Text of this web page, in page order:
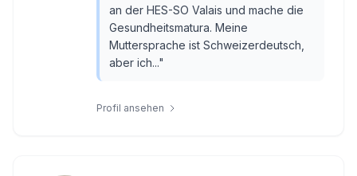
an der HES-SO Valais und mache die
Gesundheitsmatura. Meine
Muttersprache ist Schweizerdeutsch,
aber ich..."
Profil ansehen